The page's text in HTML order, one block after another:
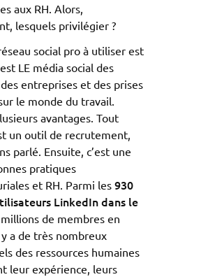
aux RH. Alors,
lesquels privilégier ?
social pro à utiliser est
LE média social des
entreprises et des prises
le monde du travail.
avantages. Tout
un outil de recrutement,
parlé. Ensuite, c’est une
pratiques
et RH. Parmi les 930
LinkedIn dans le
de membres en
a de très nombreux
des ressources humaines
leur expérience, leurs